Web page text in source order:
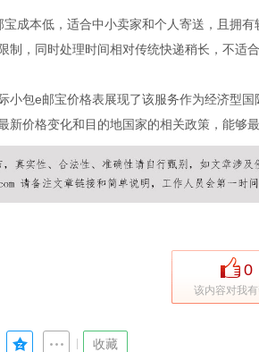
成本低，适合中小卖家和个人寄送，且拥
制，同时处理时间相对传统快递稍长，不适
小包e邮宝价格表展现了该服务作为经济型
新价格变化和目的地国家的相关政策，能够
0
该内容对我
收藏